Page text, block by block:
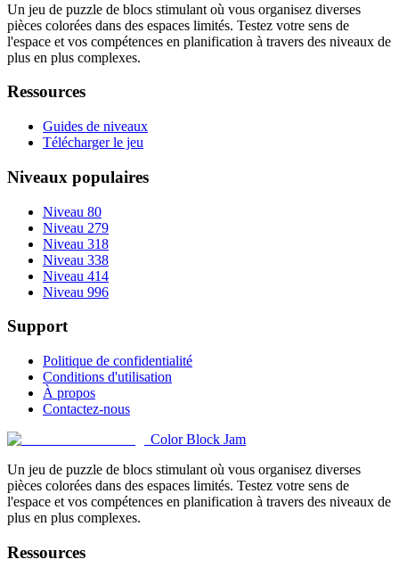
Un jeu de puzzle de blocs stimulant où vous organisez diverses
pièces colorées dans des espaces limités. Testez votre sens de
l'espace et vos compétences en planification à travers des niveaux de
plus en plus complexes.
Ressources
Guides de niveaux
Télécharger le jeu
Niveaux populaires
Niveau 80
Niveau 279
Niveau 318
Niveau 338
Niveau 414
Niveau 996
Support
Politique de confidentialité
Conditions d'utilisation
À propos
Contactez-nous
Color Block Jam
Un jeu de puzzle de blocs stimulant où vous organisez diverses
pièces colorées dans des espaces limités. Testez votre sens de
l'espace et vos compétences en planification à travers des niveaux de
plus en plus complexes.
Ressources